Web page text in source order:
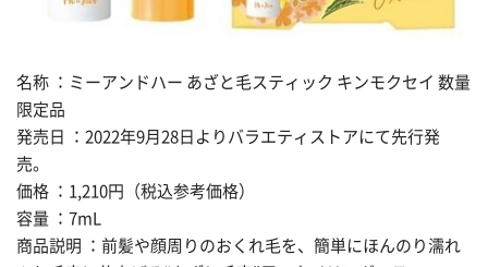
名称 ：ミーアンドハー あざと毛スティック キンモクセイ 数量
限定品
発売日 ：2022年9月28日よりバラエティストアにて先行発
売。
価格 ：1,210円（税込参考価格）
容量 ：7mL
商品説明 ：前髪や顔周りのおくれ毛を、簡単にほんのり濡れ